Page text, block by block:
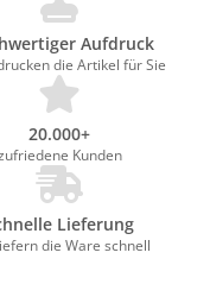
Aufdruck
die Artikel für Sie
20.000+
Kunden
Lieferung
die Ware schnell